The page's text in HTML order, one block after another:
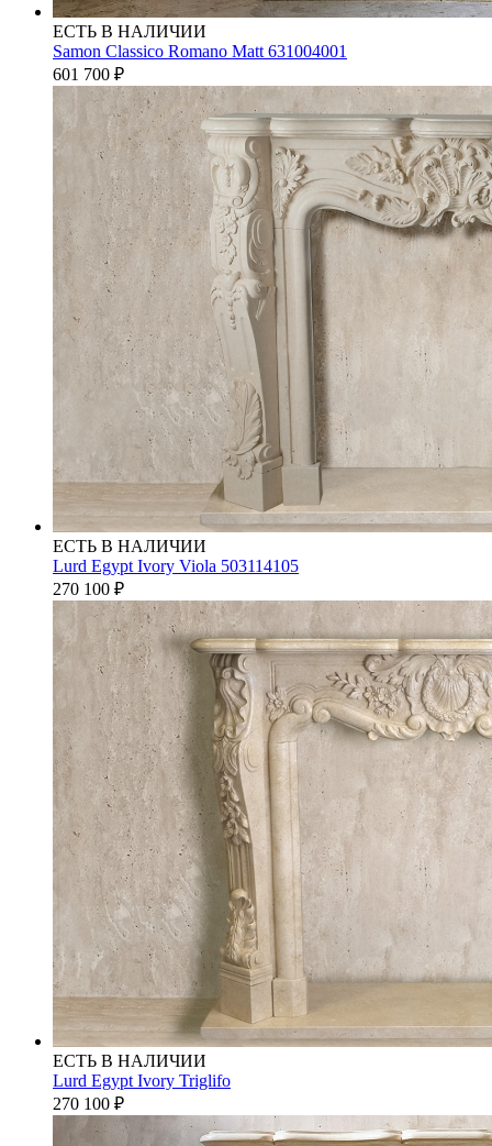
ЕСТЬ В НАЛИЧИИ
Samon Classico Romano Matt 631004001
601 700 ₽
ЕСТЬ В НАЛИЧИИ
Lurd Egypt Ivory Viola 503114105
270 100 ₽
ЕСТЬ В НАЛИЧИИ
Lurd Egypt Ivory Triglifo
270 100 ₽